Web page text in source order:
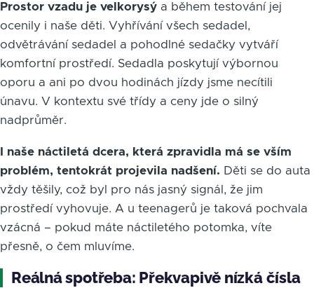
Prostor vzadu je velkorysý a během testování jej
ocenily i naše děti. Vyhřívání všech sedadel,
odvětrávání sedadel a pohodlné sedačky vytváří
komfortní prostředí. Sedadla poskytují výbornou
oporu a ani po dvou hodinách jízdy jsme necítili
únavu. V kontextu své třídy a ceny jde o silný
nadprůměr.
I naše náctiletá dcera, která zpravidla má se vším
problém, tentokrát projevila nadšení. Děti se do auta
vždy těšily, což byl pro nás jasný signál, že jim
prostředí vyhovuje. A u teenagerů je taková pochvala
vzácná – pokud máte náctiletého potomka, víte
přesně, o čem mluvíme.
Reálná spotřeba: Překvapivě nízká čísla